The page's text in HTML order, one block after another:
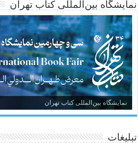
نمایشگاه بین‌المللی کتاب تهران
نمایشگاه بین‌المللی کتاب تهران
تبلیغات